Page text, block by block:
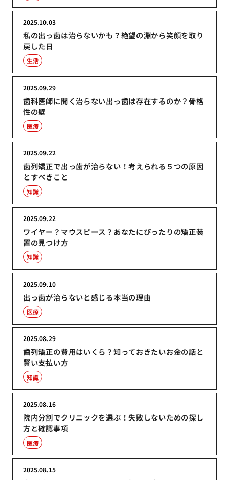
私の出っ歯は治らないかも？絶望の淵から笑顔を取り
戻した日
2025.10.03
生活
歯科医師に聞く治らない出っ歯は存在するのか？骨格
性の壁
2025.09.29
医療
歯列矯正で出っ歯が治らない！考えられる５つの原因
とすべきこと
2025.09.22
知識
ワイヤー？マウスピース？あなたにぴったりの矯正装
置の見つけ方
2025.09.22
知識
出っ歯が治らないと感じる本当の理由
2025.09.10
医療
歯列矯正の費用はいくら？知っておきたいお金の話と
賢い支払い方
2025.08.29
知識
院内分割でクリニックを選ぶ！失敗しないための探し
方と確認事項
2025.08.16
医療
2025.08.15